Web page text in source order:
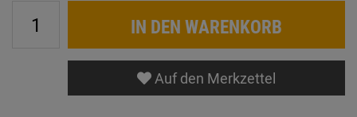
IN DEN WARENKORB
Auf den Merkzettel